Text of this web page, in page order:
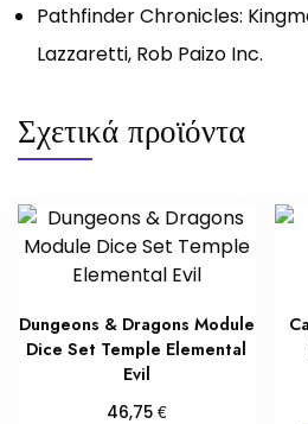
Pathfinder Chronicles:
Lazzaretti, Rob Paizo Inc.
Σχετικά προϊόντα
Dungeons & Dragons Module
Dice Set Temple Elemental
Evil
46,75 €